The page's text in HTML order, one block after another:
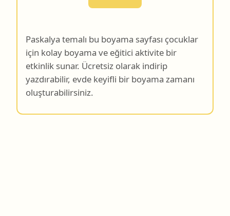
etkinlik sunar. Ücretsiz olarak indirip
yazdırabilir, evde keyifli bir boyama zamanı
oluşturabilirsiniz.